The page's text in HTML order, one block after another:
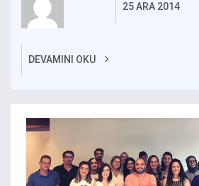
25 ARA 2014
DEVAMINI OKU